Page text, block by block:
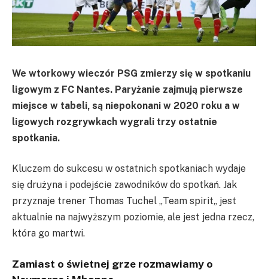
We wtorkowy wieczór PSG zmierzy się w spotkaniu
ligowym z FC Nantes. Paryżanie zajmują pierwsze
miejsce w tabeli, są niepokonani w 2020 roku a w
ligowych rozgrywkach wygrali trzy ostatnie
spotkania.
Kluczem do sukcesu w ostatnich spotkaniach wydaje
się drużyna i podejście zawodników do spotkań. Jak
przyznaje trener Thomas Tuchel „Team spirit„ jest
aktualnie na najwyższym poziomie, ale jest jedna rzecz,
która go martwi.
Zamiast o świetnej grze rozmawiamy o